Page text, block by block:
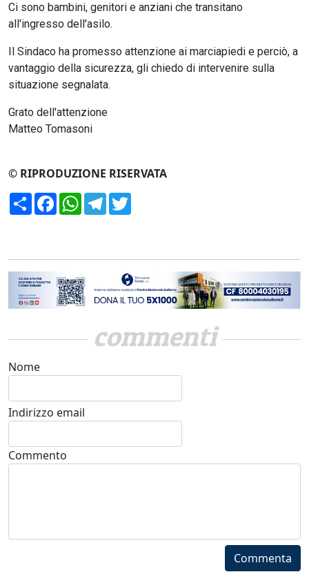
Ci sono bambini, genitori e anziani che transitano
all'ingresso dell'asilo.
Il Sindaco ha promesso attenzione ai marciapiedi e perciò, a
vantaggio della sicurezza, gli chiedo di intervenire sulla
situazione segnalata.
Grato dell'attenzione
Matteo Tomasoni
© RIPRODUZIONE RISERVATA
CondividiFacebookWhatsApp
Telegram
commenti
Nome
Indirizzo email
Commento
Commenta